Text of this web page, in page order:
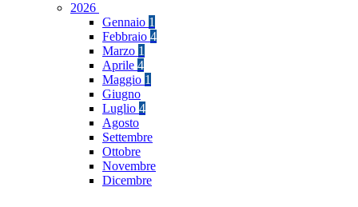
2026
Gennaio 1
Febbraio 4
Marzo 1
Aprile 4
Maggio 1
Giugno
Luglio 4
Agosto
Settembre
Ottobre
Novembre
Dicembre